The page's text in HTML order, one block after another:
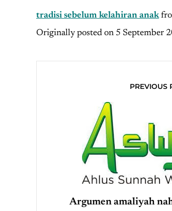
tradisi sebelum kelahiran anak
Originally posted on 5 September
PREVIOUS
Argumen amaliyah